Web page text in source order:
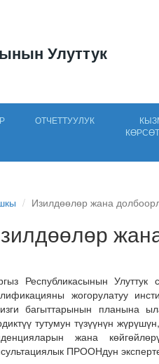
Улуттук
ОТЧЕТТУУЛУК
Изилдөөлөр жана
Республикасынын Улуттук
жогорулатуу
багыттарынын планына
тутумун түзүүнүн
жана
ПРООНдун